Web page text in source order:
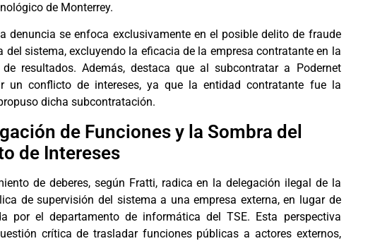
de Monterrey.
denuncia se enfoca exclusivamente en el posible delito de fraude
del sistema, excluyendo la eficacia de la empresa contratante en la
resultados. Además, destaca que al subcontratar a Podernet
un conflicto de intereses, ya que la entidad contratante fue la
dicha subcontratación.
de Funciones y la Sombra del
de Intereses
de deberes, según Fratti, radica en la delegación ilegal de la
de supervisión del sistema a una empresa externa, en lugar de
por el departamento de informática del TSE. Esta perspectiva
crítica de trasladar funciones públicas a actores externos,